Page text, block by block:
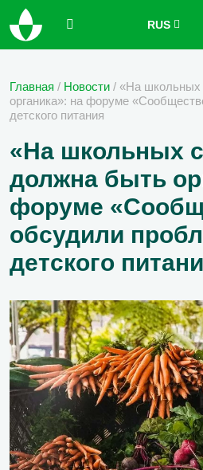
RUS
Главная / Новости / «На школьных
органика»: на форуме
детского питания
«На школьных
должна быть
форуме
обсудили
детского